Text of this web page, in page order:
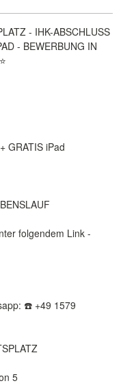
- IHK-ABSCHLUSS
- BEWERBUNG IN
GRATIS iPad
folgendem Link -
☎️ +49 1579
5